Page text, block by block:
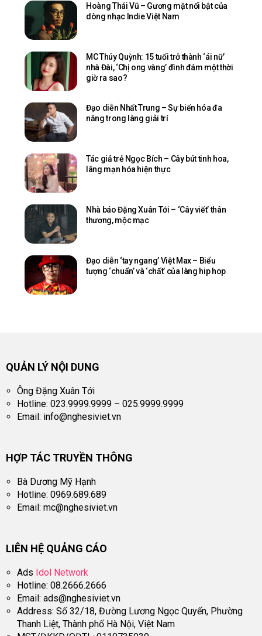
Hoàng Thái Vũ – Gương mặt nổi bật của
dòng nhạc Indie Việt Nam
MC Thúy Quỳnh: 15 tuổi trở thành ‘ái nữ’
nhà Đài, ‘Chị ong vàng’ đình đám một thời
giờ ra sao?
Đạo diễn Nhất Trung – Sự biến hóa đa
năng trong làng giải trí
Tác giả trẻ Ngọc Bích – Cây bút tinh hoa,
lãng mạn hóa hiện thực
Nhà báo Đặng Xuân Tới – ‘Cây viết’ thân
thương, mộc mạc
Đạo diễn ‘tay ngang’ Việt Max – Biểu
tượng ‘chuẩn’ và ‘chất’ của làng hip hop
QUẢN LÝ NỘI DUNG
Ông Đặng Xuân Tới
Hotline: 023.9999.9999 – 025.9999.9999
Email: info@nghesiviet.vn
HỢP TÁC TRUYỀN THÔNG
Bà Dương Mỹ Hạnh
Hotline: 0969.689.689
Email:mc@nghesiviet.vn
LIÊN HỆ QUẢNG CÁO
Ads Idol Network
Hotline: 08.2666.2666
Email:ads@nghesiviet.vn
Address: Số 32/18, Đường Lương Ngọc Quyến, Phường
Thanh Liệt, Thành phố Hà Nội, Việt Nam